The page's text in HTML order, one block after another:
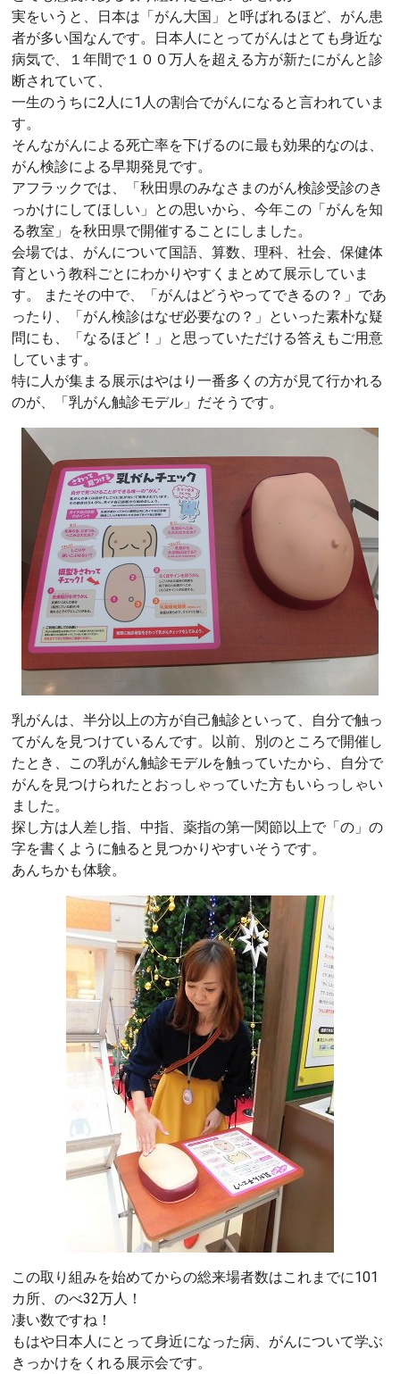
実をいうと、日本は「がん大国」と呼ばれるほど、がん患
者が多い国なんです。日本人にとってがんはとても身近な
病気で、１年間で１００万人を超える方が新たにがんと診
断されていて、
一生のうちに2人に1人の割合でがんになると言われていま
す。
そんながんによる死亡率を下げるのに最も効果的なのは、
がん検診による早期発見です。
アフラックでは、「秋田県のみなさまのがん検診受診のき
っかけにしてほしい」との思いから、今年この「がんを知
る教室」を秋田県で開催することにしました。
会場では、がんについて国語、算数、理科、社会、保健体
育という教科ごとにわかりやすくまとめて展示していま
す。 またその中で、「がんはどうやってできるの？」であ
ったり、「がん検診はなぜ必要なの？」といった素朴な疑
問にも、「なるほど！」と思っていただける答えもご用意
しています。
特に人が集まる展示はやはり一番多くの方が見て行かれる
のが、「乳がん触診モデル」だそうです。
乳がんは、半分以上の方が自己触診といって、自分で触っ
てがんを見つけているんです。以前、別のところで開催し
たとき、この乳がん触診モデルを触っていたから、自分で
がんを見つけられたとおっしゃっていた方もいらっしゃい
ました。
探し方は人差し指、中指、薬指の第一関節以上で「の」の
字を書くように触ると見つかりやすいそうです。
あんちかも体験。
この取り組みを始めてからの総来場者数はこれまでに101
カ所、のべ32万人！
凄い数ですね！
もはや日本人にとって身近になった病、がんについて学ぶ
きっかけをくれる展示会です。